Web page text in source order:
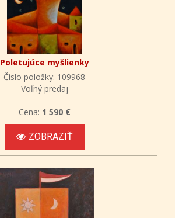
Poletujúce myšlienky
Číslo položky: 109968
Voľný predaj
Cena: 1 590 €
ZOBRAZIŤ